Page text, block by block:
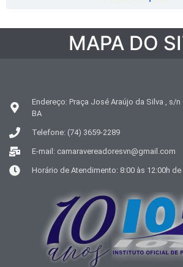
MAPA DO
Endereço: Praça José Araújo da Silva , s/n
BA
Telefone: (74) 3659-2289
E-mail: camaravereadoresvn@gmail.com
Horário de Atendimento: 8:00 às 12:00h